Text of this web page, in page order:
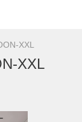
XXL
XXL